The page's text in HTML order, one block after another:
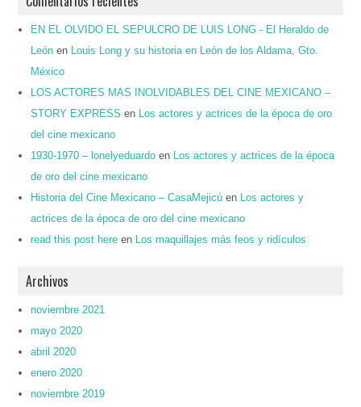
EN EL OLVIDO EL SEPULCRO DE LUIS LONG - El Heraldo de
León en
Louis Long y su historia en León de los Aldama, Gto.
México
LOS ACTORES MAS INOLVIDABLES DEL CINE MEXICANO –
STORY EXPRESS en
Los actores y actrices de la época de oro
del cine mexicano
1930-1970 – lonelyeduardo en
Los actores y actrices de la época
de oro del cine mexicano
Historia del Cine Mexicano – CasaMejicú en
Los actores y
actrices de la época de oro del cine mexicano
read this post here en Los maquillajes más feos y ridículos
Archivos
noviembre 2021
mayo 2020
abril 2020
enero 2020
noviembre 2019